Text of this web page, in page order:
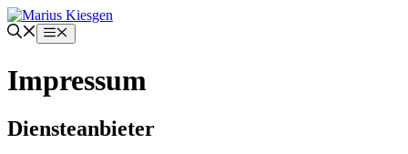
Zum
Inhalt
springen
Menü
Impressum
Diensteanbieter